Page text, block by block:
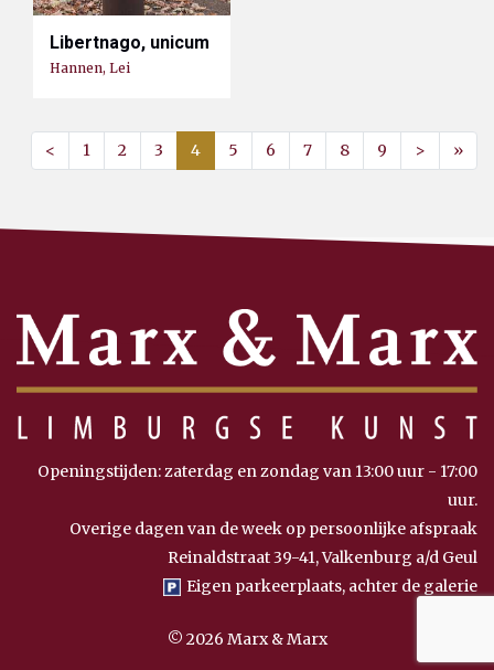
Libertnago, unicum
Hannen, Lei
< 1 2 3 4 5 6 7 8 9 > »
Openingstijden: zaterdag en zondag van 13:00 uur - 17:00
uur.
Overige dagen van de week op persoonlijke afspraak
Reinaldstraat 39-41, Valkenburg a/d Geul
Eigen parkeerplaats, achter de galerie
© 2026 Marx & Marx